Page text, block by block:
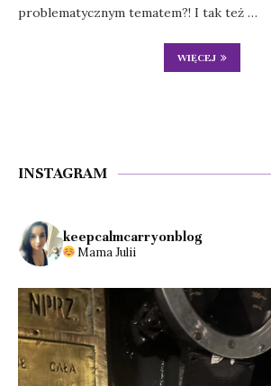
problematycznym tematem?! I tak też …
WIĘCEJ
INSTAGRAM
keepcalmcarryonblog
Mama Julii